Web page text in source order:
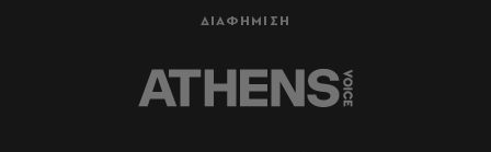
ΔΙΑΦΗΜΙΣΗ